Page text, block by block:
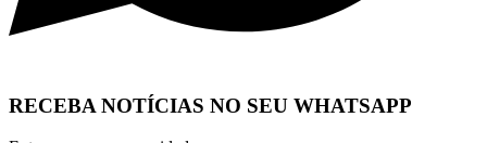
RECEBA NOTÍCIAS NO SEU WHATSAPP